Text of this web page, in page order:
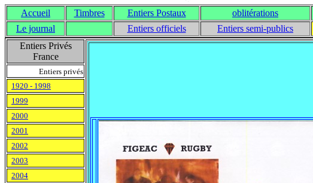
Accueil Timbres Entiers Postaux oblitérations
Le journal
Entiers officiels Entiers semi-publics
Entiers Privés
France
Entiers privés
1920 - 1998
1999
2000
2001
2002
2003
2004